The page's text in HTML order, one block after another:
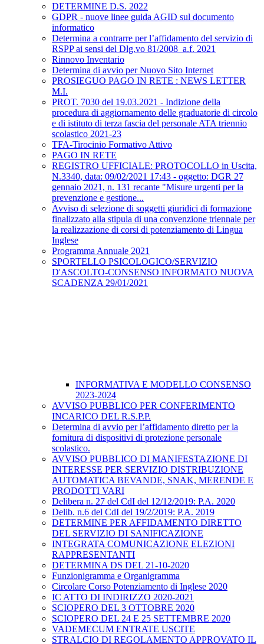
DETERMINE D.S. 2022
GDPR - nuove linee guida AGID sul documento
informatico
Determina a contrarre per l’affidamento del servizio di
RSPP ai sensi del Dlg.vo 81/2008_a.f. 2021
Rinnovo Inventario
Determina di avvio per Nuovo Sito Internet
PROSIEGUO PAGO IN RETE : NEWS LETTER
M.I.
PROT. 7030 del 19.03.2021 - Indizione della
procedura di aggiornamento delle graduatorie di circolo
e di istituto di terza fascia del personale ATA triennio
scolastico 2021-23
TFA-Tirocinio Formativo Attivo
PAGO IN RETE
REGISTRO UFFICIALE: PROTOCOLLO in Uscita,
N.3340, data: 09/02/2021 17:43 - oggetto: DGR 27
gennaio 2021, n. 131 recante "Misure urgenti per la
prevenzione e gestione...
Avviso di selezione di soggetti giuridici di formazione
finalizzato alla stipula di una convenzione triennale per
la realizzazione di corsi di potenziamento di Lingua
Inglese
Programma Annuale 2021
SPORTELLO PSICOLOGICO/SERVIZIO
D'ASCOLTO-CONSENSO INFORMATO NUOVA
SCADENZA 29/01/2021
INFORMATIVA E MODELLO CONSENSO
2023-2024
AVVISO PUBBLICO PER CONFERIMENTO
INCARICO DEL R.S.P.P.
Determina di avvio per l’affidamento diretto per la
fornitura di dispositivi di protezione personale
scolastico.
AVVISO PUBBLICO DI MANIFESTAZIONE DI
INTERESSE PER SERVIZIO DISTRIBUZIONE
AUTOMATICA BEVANDE, SNAK, MERENDE E
PRODOTTI VARI
Delibera n. 27 del CdI del 12/12/2019: P.A. 2020
Delib. n.6 del CdI del 19/2/2019: P.A. 2019
DETERMINE PER AFFIDAMENTO DIRETTO
DEL SERVIZIO DI SANIFICAZIONE
INTEGRATA COMUNICAZIONE ELEZIONI
RAPPRESENTANTI
DETERMINA DS DEL 21-10-2020
Funzionigramma e Organigramma
Circolare Corso Potenziamento di Inglese 2020
IC ATTO DI INDIRIZZO 2020-2021
SCIOPERO DEL 3 OTTOBRE 2020
SCIOPERO DEL 24 E 25 SETTEMBRE 2020
VADEMECUM ENTRATE USCITE
STRALCIO DI REGOLAMENTO APPROVATO IL